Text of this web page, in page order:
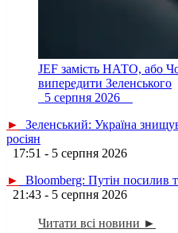
JEF замість НАТО, або
випередити Зеленського
5 серпня 2026
►
Зеленський: Україна
росіян
17:51 - 5 серпня 2026
►
Bloomberg: Путін посилив
21:43 - 5 серпня 2026
Читати всі новини ►